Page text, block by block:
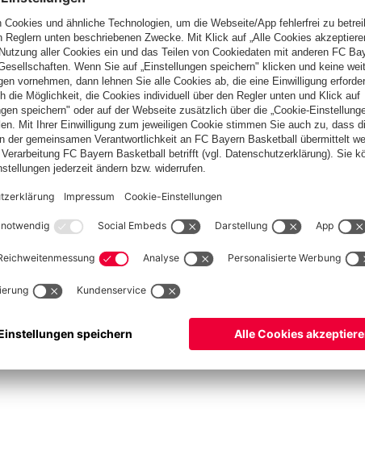
Frauen Handball Schach Schiedsrichter Seniorenfußball
Datenschutz Nutzungsbedingungen Barrierefreiheit